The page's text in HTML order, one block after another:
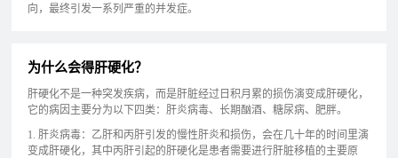
向，最终引发一系列严重的并发症。
为什么会得肝硬化？
肝硬化不是一种突发疾病，而是肝脏经过日积月累的损伤演变成肝硬化，
它的病因主要分为以下四类：肝炎病毒、长期酗酒、糖尿病、肥胖。
1. 肝炎病毒：乙肝和丙肝引发的慢性肝炎和损伤，会在几十年的时间里演
变成肝硬化，其中丙肝引起的肝硬化是患者需要进行肝脏移植的主要原